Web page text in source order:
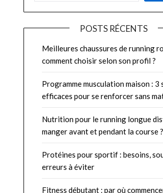
POSTS RÉCENTS
Meilleures chaussures de running
comment choisir selon son profil ?
Programme musculation maison : 3
efficaces pour se renforcer sans
Nutrition pour le running longue
manger avant et pendant la course ?
Protéines pour sportif : besoins,
erreurs à éviter
Fitness débutant : par où